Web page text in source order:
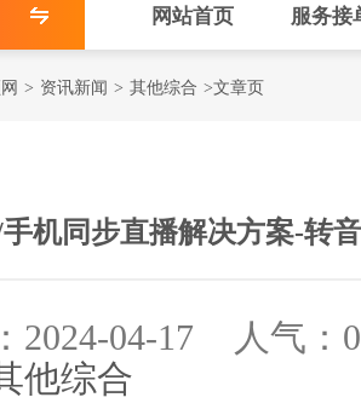
网站首页 服务接
> 资讯新闻 > 其他综合 >文章页
机同步直播解决方案-转
2024-04-17 人气： 0
他综合